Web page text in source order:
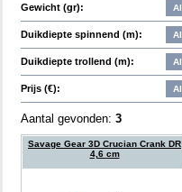
Gewicht (gr):
Duikdiepte spinnend (m):
Duikdiepte trollend (m):
Prijs (€):
Aantal gevonden: 3
Savage Gear 3D Crucian Crank DR
4,6 cm